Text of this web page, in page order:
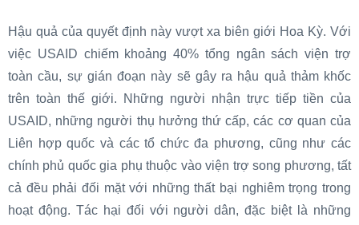
Hậu quả của quyết định này vượt xa biên giới Hoa Kỳ. Với
việc USAID chiếm khoảng 40% tổng ngân sách viện trợ
toàn cầu, sự gián đoạn này sẽ gây ra hậu quả thảm khốc
trên toàn thế giới. Những người nhận trực tiếp tiền của
USAID, những người thụ hưởng thứ cấp, các cơ quan của
Liên hợp quốc và các tổ chức đa phương, cũng như các
chính phủ quốc gia phụ thuộc vào viện trợ song phương, tất
cả đều phải đối mặt với những thất bại nghiêm trọng trong
hoạt động. Tác hại đối với người dân, đặc biệt là những